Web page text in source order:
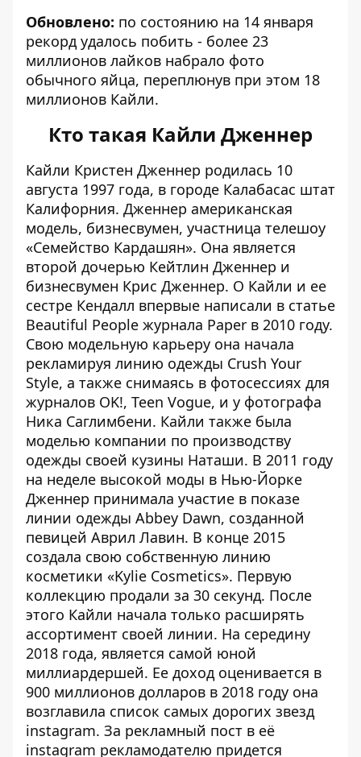
Обновлено: по состоянию на 14 января
рекорд удалось побить - более 23
миллионов лайков набрало фото
обычного яйца, переплюнув при этом 18
миллионов Кайли.
Кто такая Кайли Дженнер
Кайли Кристен Дженнер родилась 10
августа 1997 года, в городе Калабасас штат
Калифорния. Дженнер американская
модель, бизнесвумен, участница телешоу
«Семейство Кардашян». Она является
второй дочерью Кейтлин Дженнер и
бизнесвумен Крис Дженнер. О Кайли и ее
сестре Кендалл впервые написали в статье
Beautiful People журнала Paper в 2010 году.
Свою модельную карьеру она начала
рекламируя линию одежды Crush Your
Style, а также снимаясь в фотосессиях для
журналов OK!, Teen Vogue, и у фотографа
Ника Саглимбени. Кайли также была
моделью компании по производству
одежды своей кузины Наташи. В 2011 году
на неделе высокой моды в Нью-Йорке
Дженнер принимала участие в показе
линии одежды Abbey Dawn, созданной
певицей Аврил Лавин. В конце 2015
создала свою собственную линию
косметики «Kylie Cosmetics». Первую
коллекцию продали за 30 секунд. После
этого Кайли начала только расширять
ассортимент своей линии. На середину
2018 года, является самой юной
миллиардершей. Ее доход оценивается в
900 миллионов долларов в 2018 году она
возглавила список самых дорогих звезд
instagram. За рекламный пост в её
instagram рекламодателю придется